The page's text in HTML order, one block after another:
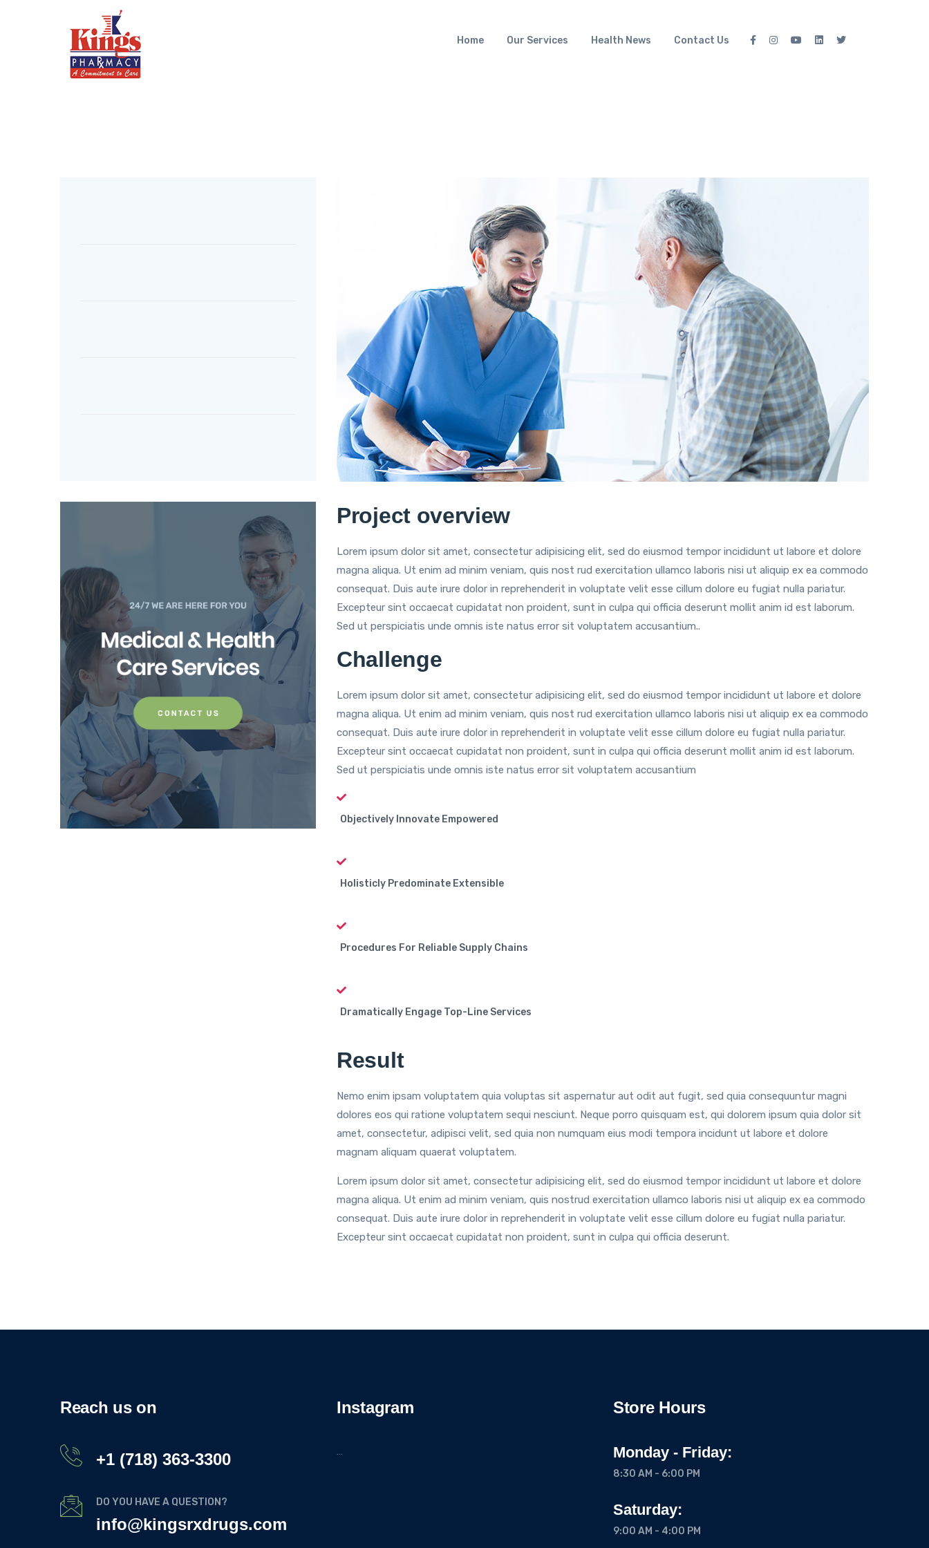
Home Our Services Health News Contact Us
Project overview
Lorem ipsum dolor sit amet, consectetur adipisicing elit, sed do eiusmod tempor incididunt ut labore et dolore
magna aliqua. Ut enim ad minim veniam, quis nost rud exercitation ullamco laboris nisi ut aliquip ex ea commodo
consequat. Duis aute irure dolor in reprehenderit in voluptate velit esse cillum dolore eu fugiat nulla pariatur.
Excepteur sint occaecat cupidatat non proident, sunt in culpa qui officia deserunt mollit anim id est laborum.
Sed ut perspiciatis unde omnis iste natus error sit voluptatem accusantium..
Challenge
Lorem ipsum dolor sit amet, consectetur adipisicing elit, sed do eiusmod tempor incididunt ut labore et dolore
magna aliqua. Ut enim ad minim veniam, quis nost rud exercitation ullamco laboris nisi ut aliquip ex ea commodo
consequat. Duis aute irure dolor in reprehenderit in voluptate velit esse cillum dolore eu fugiat nulla pariatur.
Excepteur sint occaecat cupidatat non proident, sunt in culpa qui officia deserunt mollit anim id est laborum.
Sed ut perspiciatis unde omnis iste natus error sit voluptatem accusantium
Objectively Innovate Empowered
Holisticly Predominate Extensible
Procedures For Reliable Supply Chains
Dramatically Engage Top-Line Services
Result
Nemo enim ipsam voluptatem quia voluptas sit aspernatur aut odit aut fugit, sed quia consequuntur magni
dolores eos qui ratione voluptatem sequi nesciunt. Neque porro quisquam est, qui dolorem ipsum quia dolor sit
amet, consectetur, adipisci velit, sed quia non numquam eius modi tempora incidunt ut labore et dolore
magnam aliquam quaerat voluptatem.
Lorem ipsum dolor sit amet, consectetur adipisicing elit, sed do eiusmod tempor incididunt ut labore et dolore
magna aliqua. Ut enim ad minim veniam, quis nostrud exercitation ullamco laboris nisi ut aliquip ex ea commodo
consequat. Duis aute irure dolor in reprehenderit in voluptate velit esse cillum dolore eu fugiat nulla pariatur.
Excepteur sint occaecat cupidatat non proident, sunt in culpa qui officia deserunt.
Reach us on
+1 (718) 363-3300
DO YOU HAVE A QUESTION?
info@kingsrxdrugs.com
Instagram
…
Store Hours
Monday - Friday:
8:30 AM - 6:00 PM
Saturday:
9:00 AM - 4:00 PM